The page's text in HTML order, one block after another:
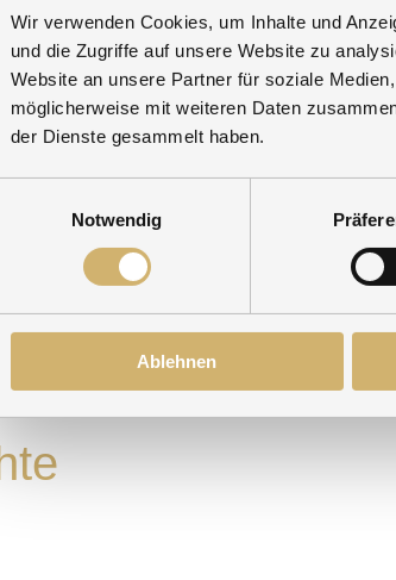
Wir verwenden Cookies, um Inhalte und
und die Zugriffe auf unsere Website zu
Website an unsere Partner für soziale
möglicherweise mit weiteren Daten
der Dienste gesammelt haben.
Notwendig
Ablehnen